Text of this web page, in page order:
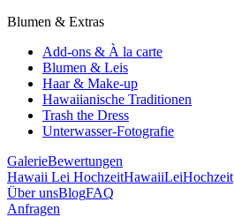
Blumen & Extras
Add-ons & À la carte
Blumen & Leis
Haar & Make-up
Hawaiianische Traditionen
Trash the Dress
Unterwasser-Fotografie
GalerieBewertungen
Hawaii Lei HochzeitHawaiiLeiHochzeit
Über unsBlogFAQ
Anfragen